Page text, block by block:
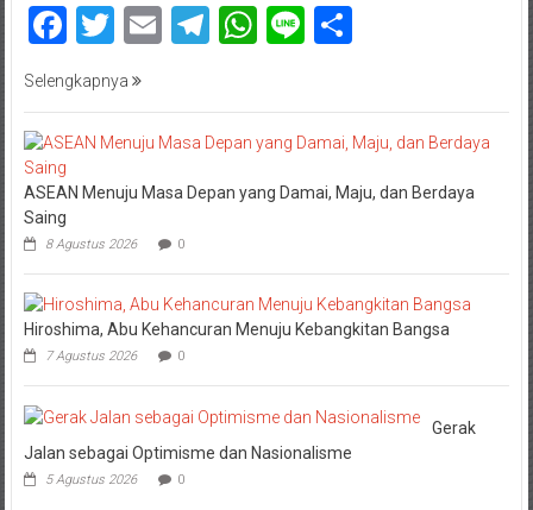
Facebook
Twitter
EmailTelegram
WhatsApp
LineShare
Selengkapnya
ASEAN Menuju Masa Depan yang Damai, Maju, dan Berdaya
Saing
8 Agustus 2026 0
Hiroshima, Abu Kehancuran Menuju Kebangkitan Bangsa
7 Agustus 2026 0
Gerak
Jalan sebagai Optimisme dan Nasionalisme
5 Agustus 2026 0